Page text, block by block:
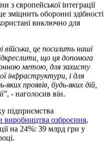
з європейської інтеграції
зміцнить оборонні здібності
виключно для
це посилить наші
що ця допомога
метою, для захисту
інфраструктури, і для
проявів, будь-яких дій,
, - наголосив він.
підприємства
виробництва озброєння,
на 24%: 39 млрд грн у